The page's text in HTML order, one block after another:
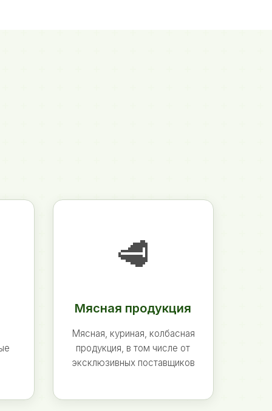
🥩
Мясная продукция
Мясная, куриная, колбасная
продукция, в том числе от
эксклюзивных поставщиков